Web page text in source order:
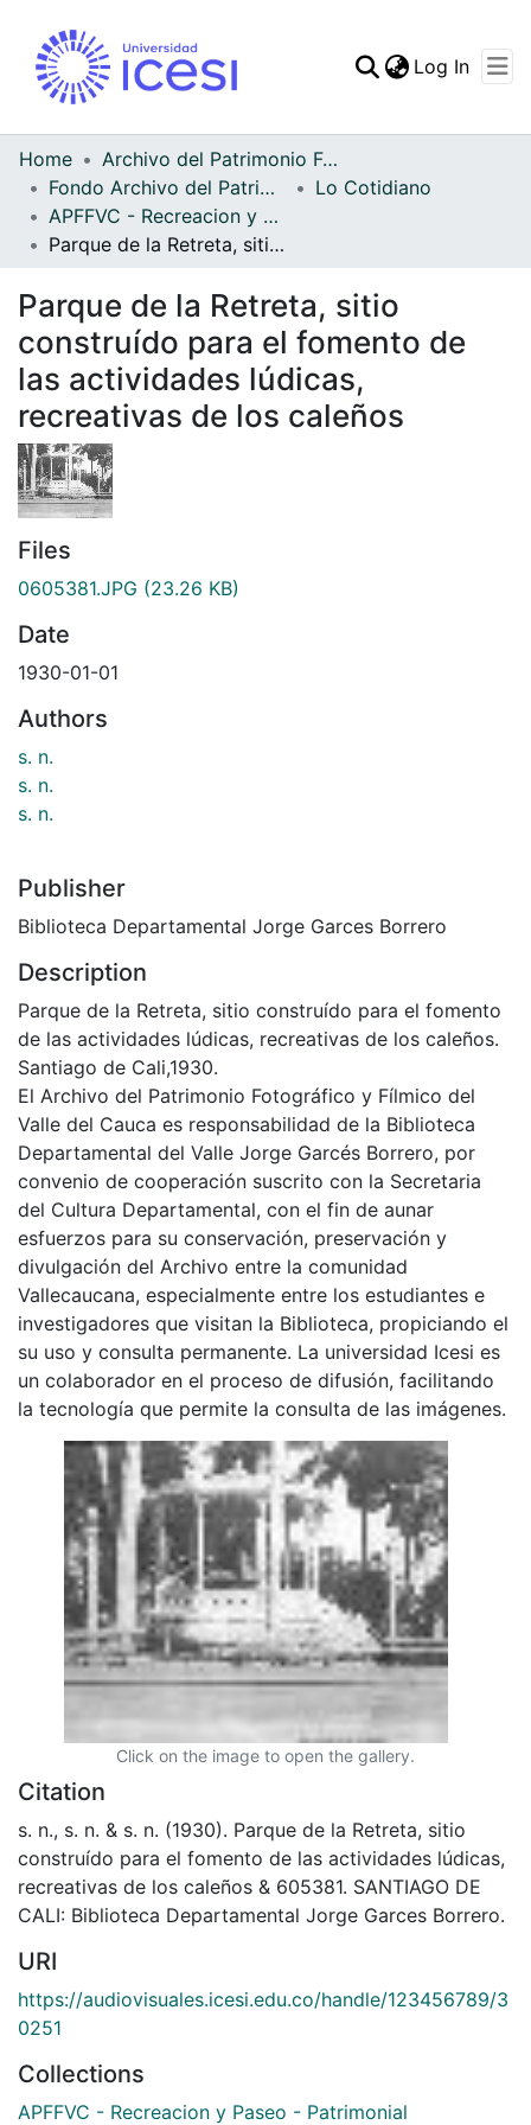
Statistics
Log In
Home
Archivo del Patrimonio Fotográfico y Fílmico del Valle del Cauca
Fondo Archivo del Patrimonio Fotográfico y Fílmico del Valle del Cauca
Lo Cotidiano
APFFVC - Recreacion y Paseo - Patrimonial
Parque de la Retreta, sitio construído para el fomento de las actividades lúdicas, recreativas de los caleños
Parque de la Retreta, sitio
construído para el fomento de
las actividades lúdicas,
recreativas de los caleños
Files
0605381.JPG (23.26 KB)
Date
1930-01-01
Authors
s. n.
s. n.
s. n.
Publisher
Biblioteca Departamental Jorge Garces Borrero
Description
Parque de la Retreta, sitio construído para el fomento
de las actividades lúdicas, recreativas de los caleños.
Santiago de Cali,1930.
El Archivo del Patrimonio Fotográfico y Fílmico del
Valle del Cauca es responsabilidad de la Biblioteca
Departamental del Valle Jorge Garcés Borrero, por
convenio de cooperación suscrito con la Secretaria
del Cultura Departamental, con el fin de aunar
esfuerzos para su conservación, preservación y
divulgación del Archivo entre la comunidad
Vallecaucana, especialmente entre los estudiantes e
investigadores que visitan la Biblioteca, propiciando el
su uso y consulta permanente. La universidad Icesi es
un colaborador en el proceso de difusión, facilitando
la tecnología que permite la consulta de las imágenes.
Click on the image to open the gallery.
Citation
s. n., s. n. & s. n. (1930). Parque de la Retreta, sitio
construído para el fomento de las actividades lúdicas,
recreativas de los caleños & 605381. SANTIAGO DE
CALI: Biblioteca Departamental Jorge Garces Borrero.
URI
https://audiovisuales.icesi.edu.co/handle/123456789/3
0251
Collections
APFFVC - Recreacion y Paseo - Patrimonial